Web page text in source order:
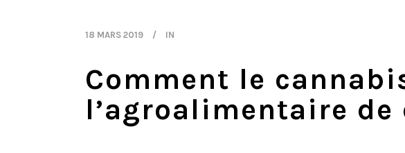
18 MARS 2019 IN
Comment le
l’agroalimentaire de